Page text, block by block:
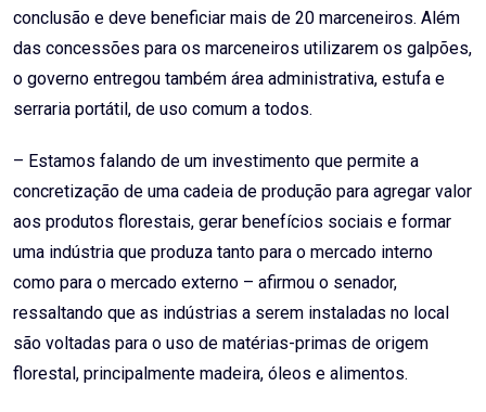
conclusão e deve beneficiar mais de 20 marceneiros. Além
das concessões para os marceneiros utilizarem os galpões,
o governo entregou também área administrativa, estufa e
serraria portátil, de uso comum a todos.
– Estamos falando de um investimento que permite a
concretização de uma cadeia de produção para agregar valor
aos produtos florestais, gerar benefícios sociais e formar
uma indústria que produza tanto para o mercado interno
como para o mercado externo – afirmou o senador,
ressaltando que as indústrias a serem instaladas no local
são voltadas para o uso de matérias-primas de origem
florestal, principalmente madeira, óleos e alimentos.